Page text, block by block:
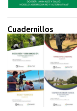
Cuadernillos